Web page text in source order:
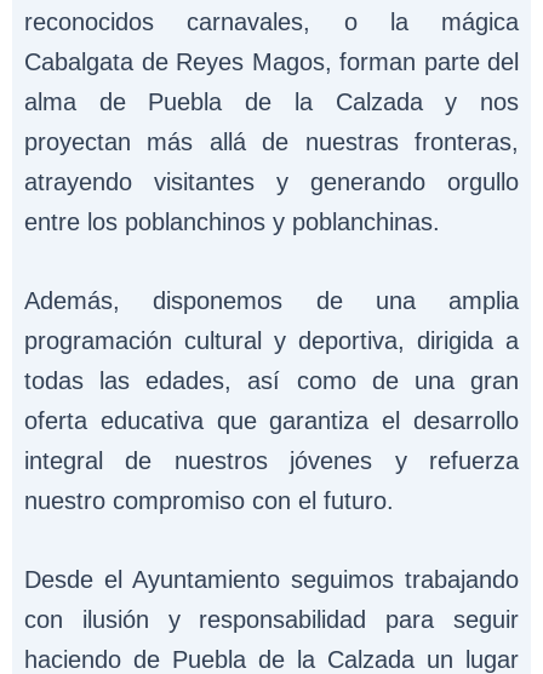
reconocidos carnavales, o la mágica
Cabalgata de Reyes Magos, forman parte del
alma de Puebla de la Calzada y nos
proyectan más allá de nuestras fronteras,
atrayendo visitantes y generando orgullo
entre los poblanchinos y poblanchinas.
Además, disponemos de una amplia
programación cultural y deportiva, dirigida a
todas las edades, así como de una gran
oferta educativa que garantiza el desarrollo
integral de nuestros jóvenes y refuerza
nuestro compromiso con el futuro.
Desde el Ayuntamiento seguimos trabajando
con ilusión y responsabilidad para seguir
haciendo de Puebla de la Calzada un lugar